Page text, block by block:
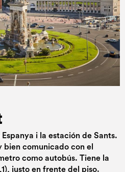
i la estación de Sants.
comunicado con el
como autobús. Tiene la
justo en frente del piso.